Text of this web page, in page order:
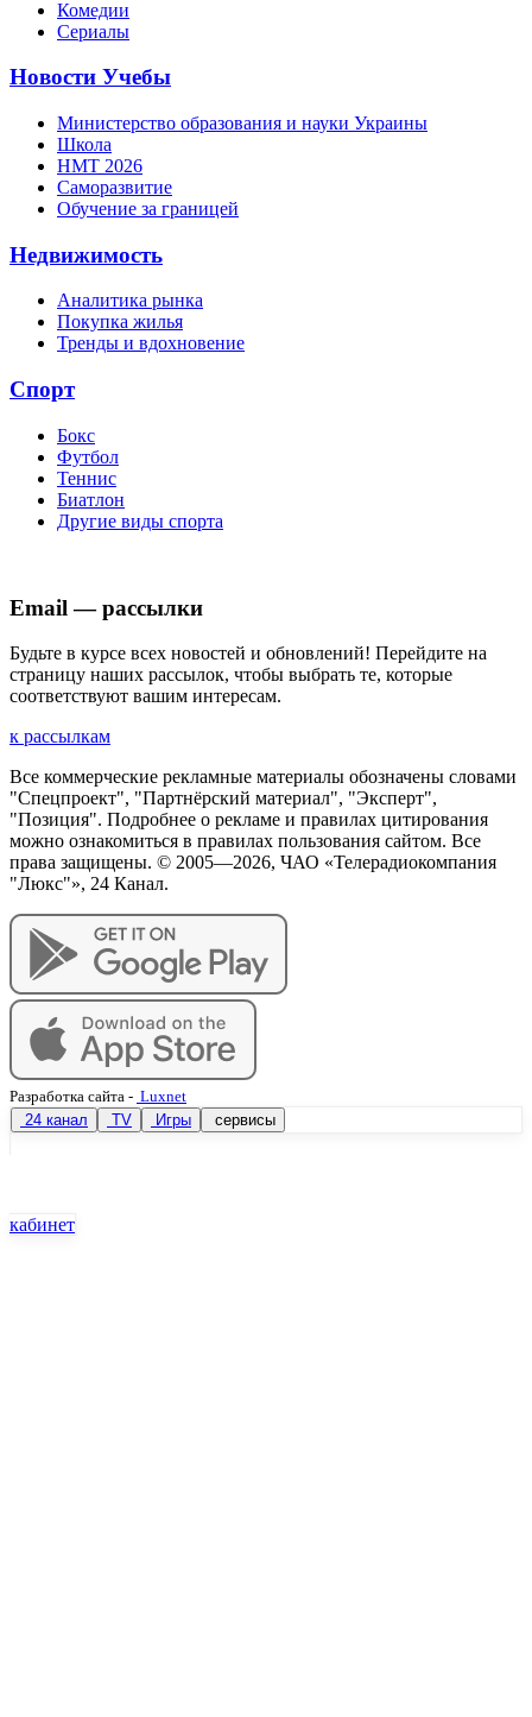
Комедии
Сериалы
Новости Учебы
Министерство образования и науки Украины
Школа
НМТ 2026
Саморазвитие
Обучение за границей
Недвижимость
Аналитика рынка
Покупка жилья
Тренды и вдохновение
Спорт
Бокс
Футбол
Теннис
Биатлон
Другие виды спорта
Email — рассылки
Будьте в курсе всех новостей и обновлений! Перейдите на
страницу наших рассылок, чтобы выбрать те, которые
соответствуют вашим интересам.
к рассылкам
Все коммерческие рекламные материалы обозначены словами
"Спецпроект", "Партнёрский материал", "Эксперт",
"Позиция". Подробнее о рекламе и правилах цитирования
можно ознакомиться в правилах пользования сайтом. Все
права защищены. © 2005—2026, ЧАО «Телерадиокомпания
"Люкс"», 24 Канал.
Разработка сайта - Luxnet
24 канал
TV Игры сервисы
кабинет